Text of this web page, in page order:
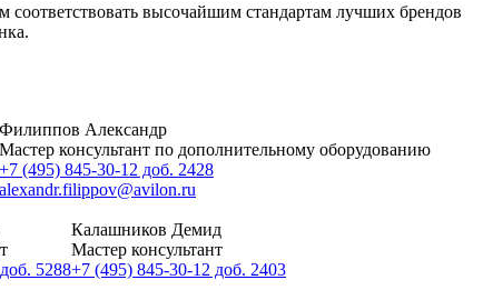
высочайшим стандартам лучших брендов
Филиппов Александр
Мастер консультант по дополнительному оборудованию
+7 (495) 845-30-12 доб. 2428
alexandr.filippov@avilon.ru
5288
Калашников Демид
Мастер консультант
+7 (495) 845-30-12 доб. 2403